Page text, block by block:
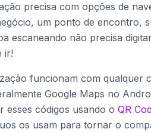
precisa com opções de
um ponto de encontro,
escaneando não precisa
ir!
funcionam com qualquer
Google Maps no
esses códigos usando o QR
os usam para tornar o